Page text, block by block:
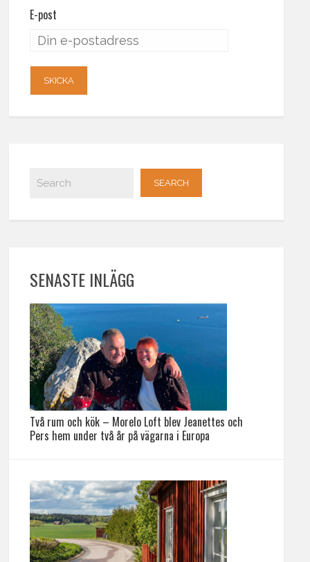
E-post
SENASTE INLÄGG
Två rum och kök – Morelo Loft blev Jeanettes och
Pers hem under två år på vägarna i Europa